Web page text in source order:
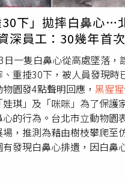
水蚺與亞馬遜森蚺在樣貌
究顯示，牠們都是靠驚人
無毒蛇；大多生活在水中
化到頭頂，可以潛在水中
。亞馬遜發現世界最大的
X）
30下」拋摔白鼻心…
員工：30幾年首次
日一隻白鼻心從高處墜落，
重捶30下，被人員發現時
園發4點聲明回應， 黑猩猩
「娃琪」及「咪咪」為了保護
的行為。台北市立動物園
場，推測為藉由樹枝攀爬至
發現白鼻心排遺，因白鼻
沒有見過的物種，
琪」及「咪咪」為了保護家